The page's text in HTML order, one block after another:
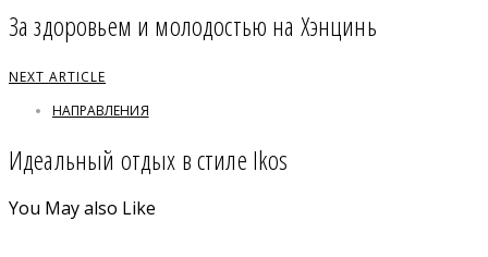
За здоровьем и молодостью на Хэнцинь
NEXT ARTICLE
НАПРАВЛЕНИЯ
Идеальный отдых в стиле Ikos
You May also Like